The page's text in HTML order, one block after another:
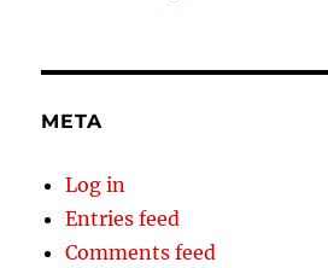
META
Log in
Entries feed
Comments feed